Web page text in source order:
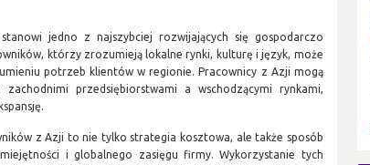
jedno z najszybciej rozwijających się gospodarczo
którzy zrozumieją lokalne rynki, kulturę i język, może
potrzeb klientów w regionie. Pracownicy z Azji mogą
przedsiębiorstwami a wschodzącymi rynkami,
z Azji to nie tylko strategia kosztowa, ale także sposób
i globalnego zasięgu firmy. Wykorzystanie tych